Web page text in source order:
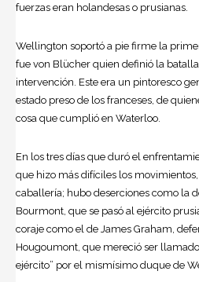
fuerzas eran holandesas o prusianas.
Wellington soportó a pie firme la
fue von Blücher quien definió la
intervención. Este era un pintoresco
estado preso de los franceses, de
cosa que cumplió en Waterloo.
En los tres días que duró el
que hizo más difíciles los
caballería; hubo deserciones como la
Bourmont, que se pasó al ejército
coraje como el de James Graham,
Hougoumont, que mereció ser
ejército” por el mismísimo duque de